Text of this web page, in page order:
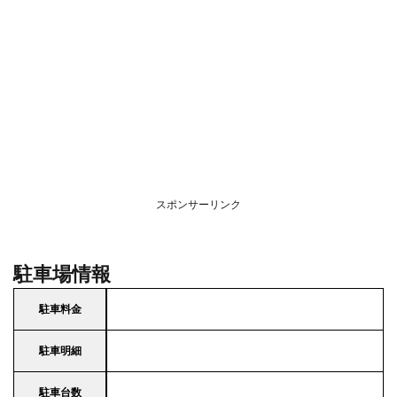
スポンサーリンク
駐車場情報
駐車料金
駐車明細
駐車台数